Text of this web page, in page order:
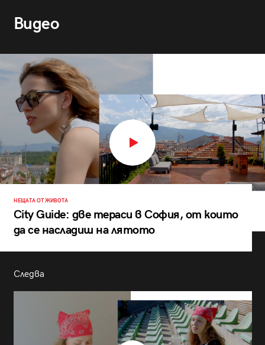
Видео
НЕЩАТА ОТ ЖИВОТА
City Guide: две тераси в София, от които
да се насладиш на лятото
Следва